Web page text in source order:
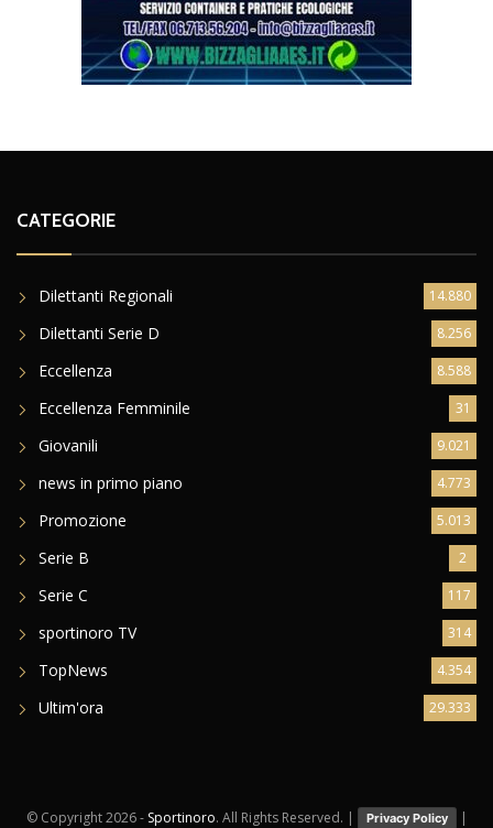
CATEGORIE
Dilettanti Regionali 14.880
Dilettanti Serie D 8.256
Eccellenza 8.588
Eccellenza Femminile 31
Giovanili 9.021
news in primo piano 4.773
Promozione 5.013
Serie B 2
Serie C 117
sportinoro TV 314
TopNews 4.354
Ultim'ora 29.333
© Copyright2026 - Sportinoro. All Rights Reserved. | Privacy Policy |